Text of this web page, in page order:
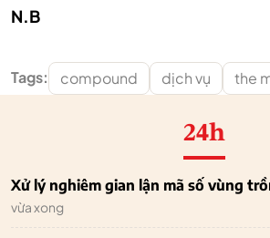
N.B
Tags: compound dịch vụ the
24h
Xử lý nghiêm gian lận mã số vùng
vừa xong